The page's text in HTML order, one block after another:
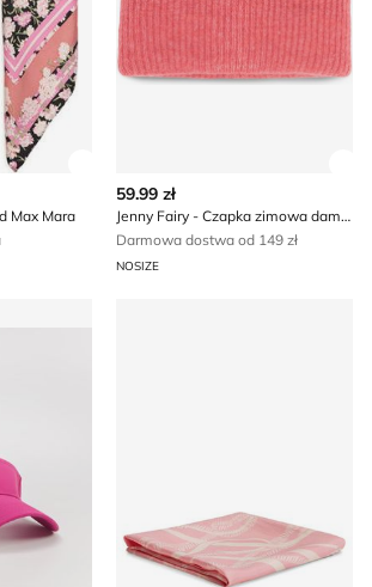
Max Mara
59.99 zł
Jenny Fairy - Czapka zimowa damska
Darmowa dostwa od 149 zł
NOSIZE
damska Coalition